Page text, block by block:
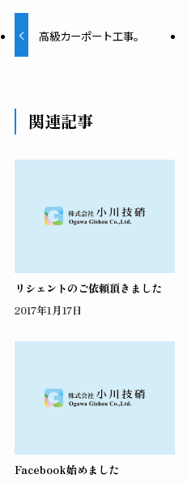
高級カーポート工事。
関連記事
リシェントのご依頼頂きました
2017年1月17日
Facebook始めました